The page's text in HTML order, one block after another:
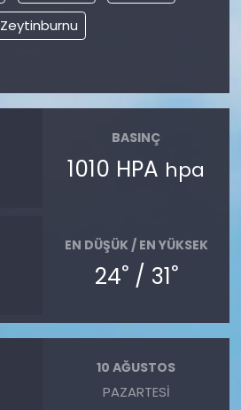
Zeytinburnu
BASINÇ
1010 HPA hpa
EN DÜŞÜK / EN YÜKSEK
24°/ 31°
10 AĞUSTOS
PAZARTESI